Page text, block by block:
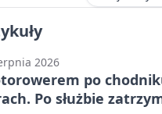
2026
po
Po służbie